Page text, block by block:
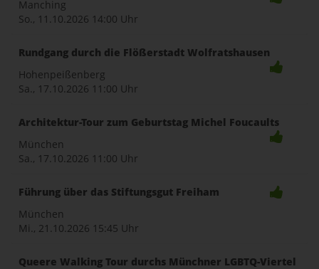
Manching
So., 11.10.2026 14:00 Uhr
Rundgang durch die Flößerstadt Wolfratshausen
Hohenpeißenberg
Sa., 17.10.2026 11:00 Uhr
Architektur-Tour zum Geburtstag Michel Foucaults
München
Sa., 17.10.2026 11:00 Uhr
Führung über das Stiftungsgut Freiham
München
Mi., 21.10.2026 15:45 Uhr
Queere Walking Tour durchs Münchner LGBTQ-Viertel